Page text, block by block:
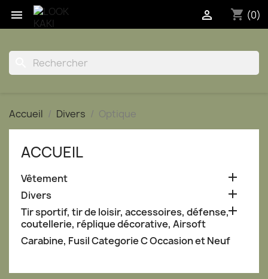
 shopping_cart (0)

Accueil Divers Optique
ACCUEIL
Vêtement 
Divers 
Tir sportif, tir de loisir, accessoires, défense,
coutellerie, réplique décorative, Airsoft

Carabine, Fusil Categorie C Occasion et Neuf